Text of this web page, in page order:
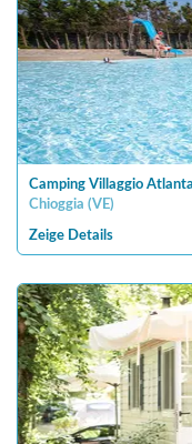
Camping Villaggio
Chioggia (VE)
Zeige Details